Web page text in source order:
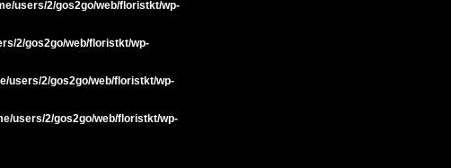
users/2/gos2go/web/floristkt/wp-
2/gos2go/web/floristkt/wp-
users/2/gos2go/web/floristkt/wp-
users/2/gos2go/web/floristkt/wp-